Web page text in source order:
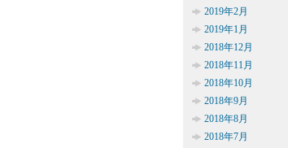
2019年2月
2019年1月
2018年12月
2018年11月
2018年10月
2018年9月
2018年8月
2018年7月